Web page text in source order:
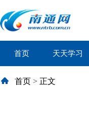
首页 天天学习
首页 > 正文